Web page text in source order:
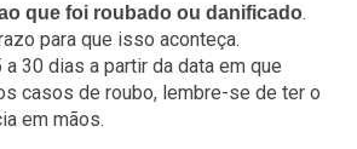
que foi roubado ou danificado.
para que isso aconteça.
30 dias a partir da data em que
casos de roubo, lembre-se de ter o
em mãos.